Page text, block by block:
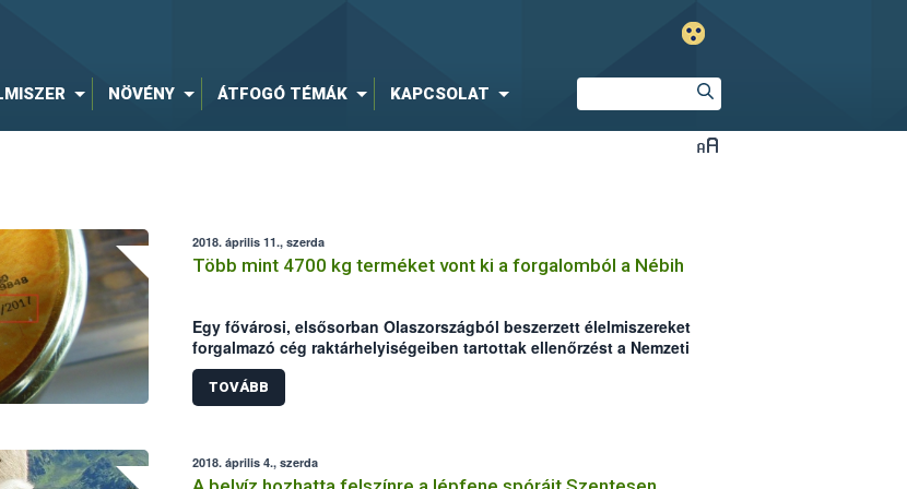
NÖVÉNY ÁTFOGÓ TÉMÁK KAPCSOLAT
2018. április 11., szerda
Több mint 4700 kg terméket vont ki a forgalomból a Nébih
Egy fővárosi, elsősorban Olaszországból beszerzett élelmiszereket
forgalmazó cég raktárhelyiségeiben tartottak ellenőrzést a Nemzeti
Élelmiszerlánc-biztonsági Hivatal (Nébih) szakemberei. Az
ellenőrök a helyszínen összesen több mint 4700 kg terméket
vontak ki a forgalomból, amelyek között jelentős mennyiségben
TOVÁBB
2018. április 4., szerda